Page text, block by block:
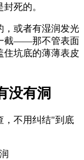
死的。
或者有湿润发光
截——那不管表面
住坑底的薄薄表皮
有洞
不用纠结"到底